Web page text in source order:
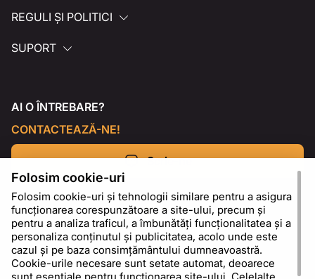
REGULI ȘI POLITICI
SUPORT
AI O ÎNTREBARE?
CONTACTEAZĂ-NE!
Scrie-ne
Folosim cookie-uri
Folosim cookie-uri și tehnologii similare pentru a asigura
funcționarea corespunzătoare a site-ului, precum și
pentru a analiza traficul, a îmbunătăți funcționalitatea și a
personaliza conținutul și publicitatea, acolo unde este
cazul și pe baza consimțământului dumneavoastră.
Cookie-urile necesare sunt setate automat, deoarece